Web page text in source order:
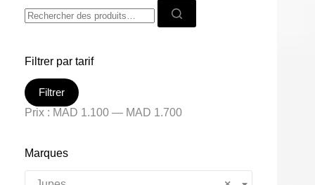
Filtrer par tarif
Filtrer
Prix : MAD 1.100 — MAD 1.700
Marques